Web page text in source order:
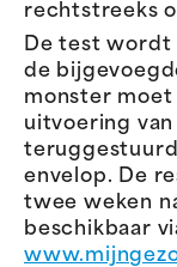
rechtstreeks
De test wordt
de
monster moet
uitvoering
envelop. De
twee weken
beschikbaar